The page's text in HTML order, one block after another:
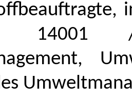
/